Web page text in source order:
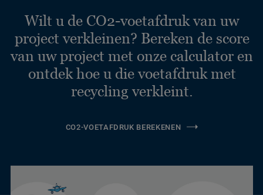
Wilt u de CO2-voetafdruk van uw
project verkleinen? Bereken de score
van uw project met onze calculator en
ontdek hoe u die voetafdruk met
recycling verkleint.
CO2-VOETAFDRUK BEREKENEN